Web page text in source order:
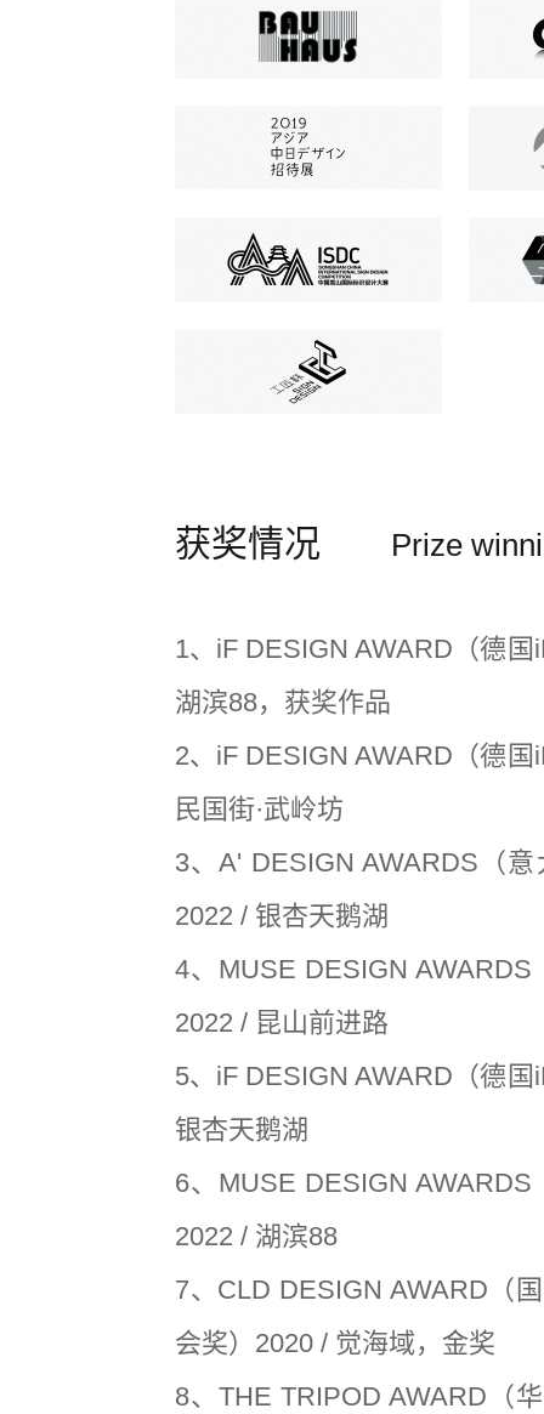
获奖情况 Prize
1、iF DESIGN AWARD（德国
湖滨88，获奖作品
2、iF DESIGN AWARD（德国
民国街·武岭坊
3、A' DESIGN AWARDS（
2022 / 银杏天鹅湖
4、MUSE DESIGN
2022 / 昆山前进路
5、iF DESIGN AWARD（德国
银杏天鹅湖
6、MUSE DESIGN
2022 / 湖滨88
7、CLD DESIGN AWARD（
会奖）2020 / 觉海域，金奖
8、THE TRIPOD AWARD（